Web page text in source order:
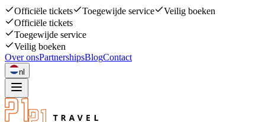
Officiële tickets Toegewijde service
Veilig boeken
Officiële tickets
Toegewijde service
Veilig boeken
Over onsPartnershipsBlogContact
nl